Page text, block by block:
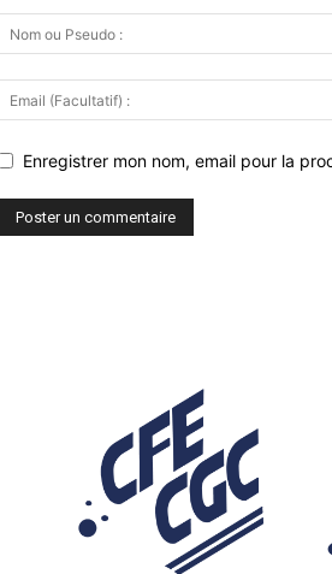
Enregistrer mon nom, email pour la